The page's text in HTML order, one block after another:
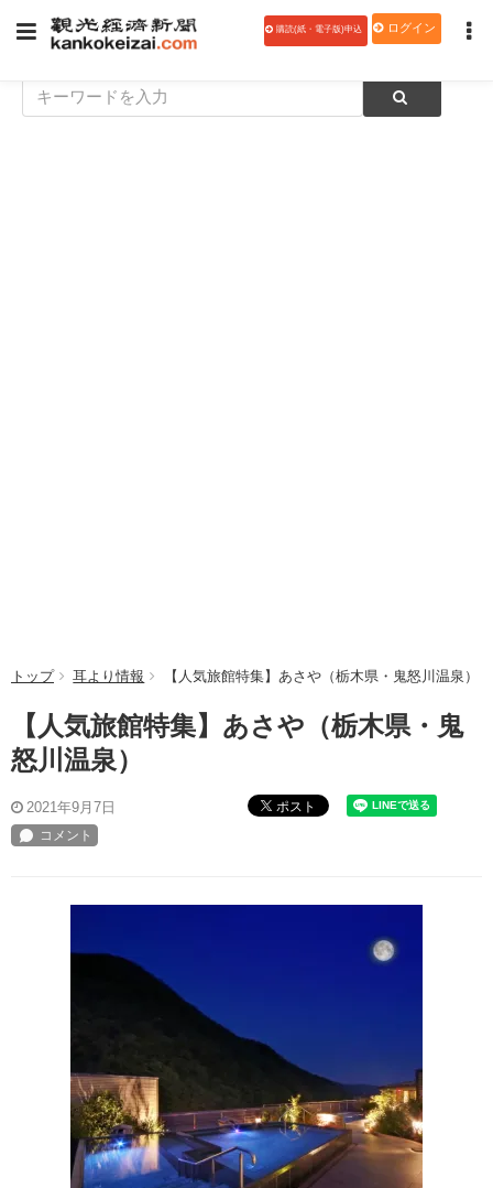
購読(紙・電子版)申込 ログイン
トップ 耳より情報 【人気旅館特集】あさや（栃木県・鬼怒川温泉）
【人気旅館特集】あさや（栃木県・鬼
怒川温泉）
2021年9月7日 ポスト